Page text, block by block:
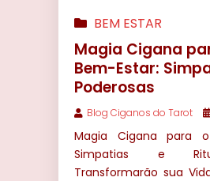
BEM ESTAR
Magia Cigana
Bem-Estar:
Poderosas
Blog Ciganos do Tarot
Magia Cigana para o
Simpatias e
Transformarão sua